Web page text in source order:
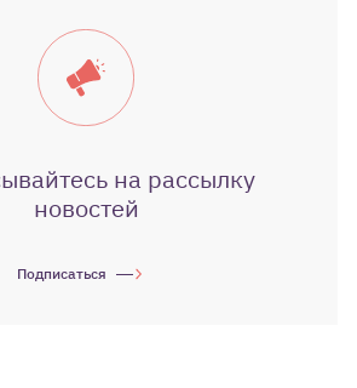
на рассылку
новостей
Подписаться